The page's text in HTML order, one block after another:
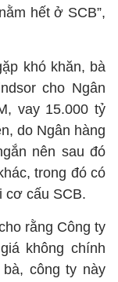
hết ở SCB”,
khó khăn, bà
cho Ngân
vay 15.000 tỷ
do Ngân hàng
nên sau đó
trong đó có
cơ cấu SCB.
rằng Công ty
không chính
công ty này